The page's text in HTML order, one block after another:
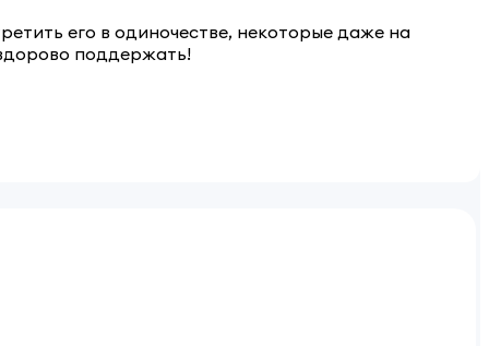
его в одиночестве, некоторые даже на
поддержать!